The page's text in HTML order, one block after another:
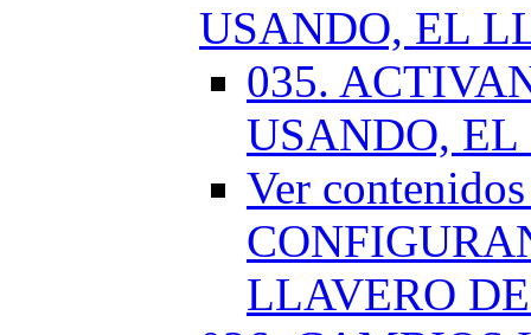
USANDO, EL
035.
USANDO,
Ver
LLAVERO